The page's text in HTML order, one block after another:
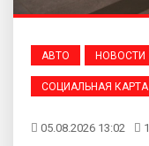
АВТО НОВОСТИ
СОЦИАЛЬНАЯ КАРТА
05.08.2026 13:02